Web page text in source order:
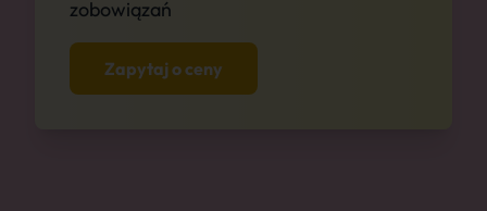
zobowiązań
Zapytaj o ceny